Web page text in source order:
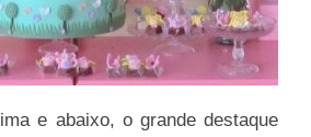
e abaixo, o grande destaque